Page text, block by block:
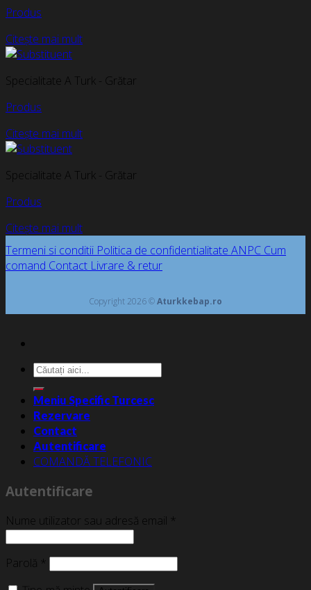
Produs
Citește mai mult
Specialitate A Turk - Grătar
Produs
Citește mai mult
Specialitate A Turk - Grătar
Produs
Citește mai mult
Termeni si conditii Politica de confidentialitate ANPC Cum
comand Contact Livrare & retur
Copyright 2026 ©Aturkkebap.ro
Caută
după:
Meniu Specific Turcesc
Rezervare
Contact
Autentificare
COMANDĂ TELEFONIC
Autentificare
Nume utilizator sau adresă email *
Parolă *